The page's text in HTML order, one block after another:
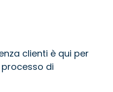
clienti è qui per
di